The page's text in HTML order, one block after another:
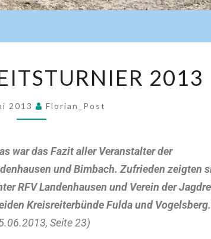
2013
2013 Florian_Post
war das Fazit aller Veranstalter der
und Bimbach. Zufrieden zeigten
RFV Landenhausen und Verein der
Kreisreiterbünde Fulda und
Seite 23)